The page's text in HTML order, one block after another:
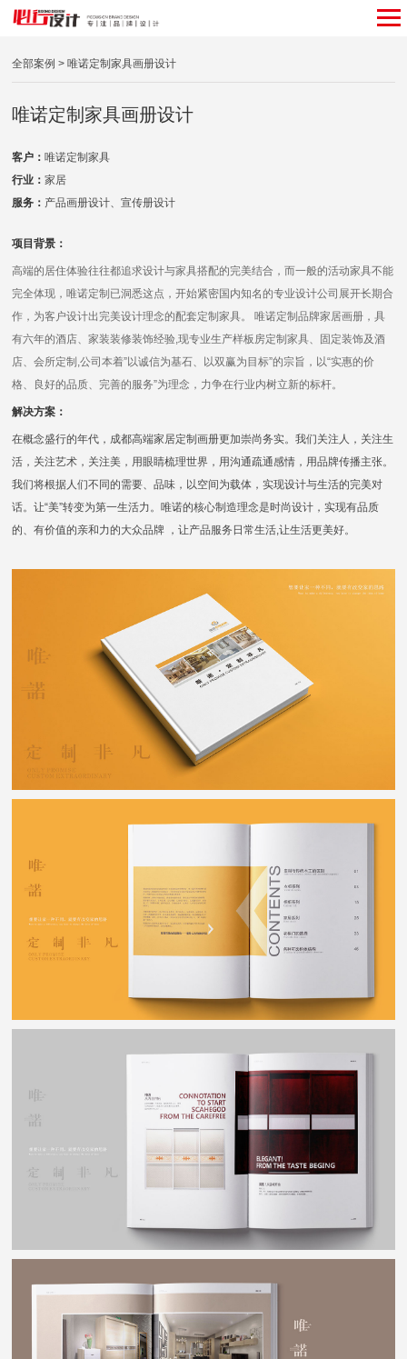
全部案例 > 唯诺定制家具画册设计
唯诺定制家具画册设计
客户：唯诺定制家具
行业：家居
服务： 产品画册设计、宣传册设计
项目背景：
高端的居住体验往往都追求设计与家具搭配的完美结合，而一般的活动家具不能
完全体现，唯诺定制已洞悉这点，开始紧密国内知名的专业设计公司展开长期合
作，为客户设计出完美设计理念的配套定制家具。 唯诺定制品牌家居画册，具
有六年的酒店、家装装修装饰经验,现专业生产样板房定制家具、固定装饰及酒
店、会所定制,公司本着”以诚信为基石、以双赢为目标”的宗旨，以“实惠的价
格、良好的品质、完善的服务”为理念，力争在行业内树立新的标杆。
解决方案：
在概念盛行的年代，成都高端家居定制画册更加崇尚务实。我们关注人，关注生
活，关注艺术，关注美，用眼睛梳理世界，用沟通疏通感情，用品牌传播主张。
我们将根据人们不同的需要、品味，以空间为载体，实现设计与生活的完美对
话。让“美”转变为第一生活力。唯诺的核心制造理念是时尚设计，实现有品质
的、有价值的亲和力的大众品牌 ，让产品服务日常生活,让生活更美好。